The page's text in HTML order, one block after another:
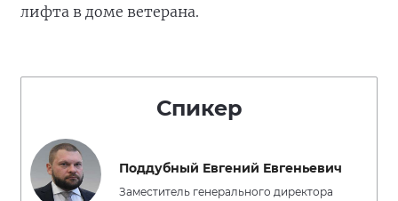
лифта в доме ветерана.
Спикер
Поддубный Евгений Евгеньевич
Заместитель генерального директора